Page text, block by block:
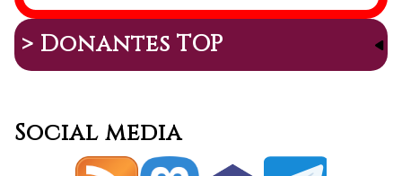
> Donantes TOP
Social media